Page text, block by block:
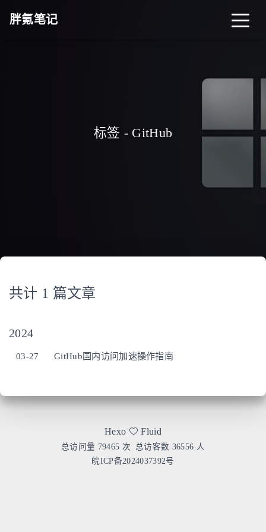
胖氪笔记
关于 导航
标签 - GitHub
共计 1 篇文章
2024
03-27 GitHub国内访问加速操作指南
Hexo Fluid
总访问量 79465 次 总访客数 36556 人
皖ICP备2024037392号